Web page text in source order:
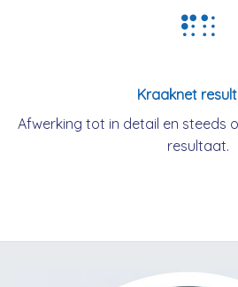
Kraaknet
Afwerking tot in detail en steeds
resultaat.